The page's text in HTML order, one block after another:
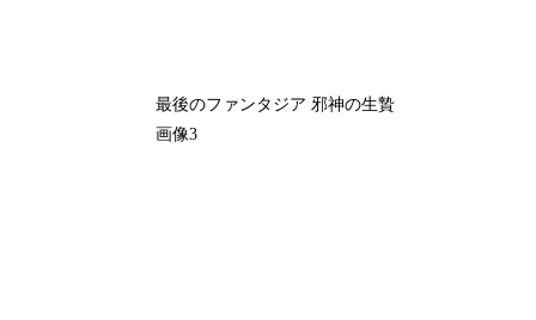
最後のファンタジア 邪神の生贄
画像3